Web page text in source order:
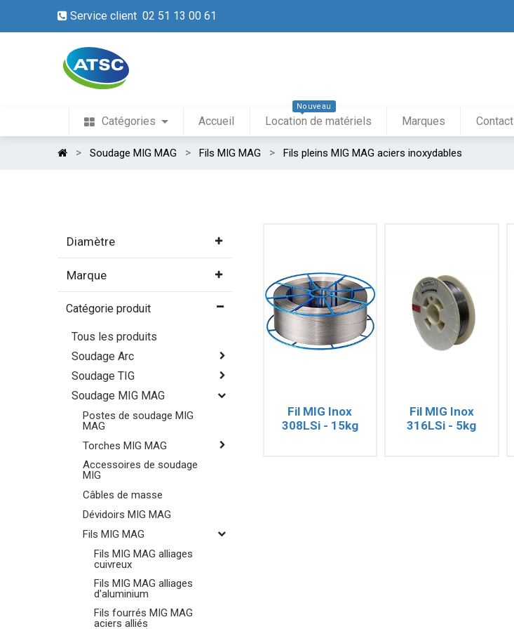
Service client 02 51 13 00 61
Catégories Accueil Location de matériels
Nouveau
Marques Contact
Soudage MIG MAG Fils MIG MAG Fils pleins MIG MAG aciers inoxydables
Diamètre
Marque
Catégorie produit
Tous les produits
Soudage Arc
Soudage TIG
Soudage MIG MAG
Postes de soudage MIG
MAG
Torches MIG MAG
Accessoires de soudage
MIG
Câbles de masse
Dévidoirs MIG MAG
Fils MIG MAG
Fils MIG MAG alliages
cuivreux
Fils MIG MAG alliages
d'aluminium
Fils fourrés MIG MAG
aciers alliés
Fil MIG Inox
308LSi - 15kg
Fil MIG Inox
316LSi - 5kg